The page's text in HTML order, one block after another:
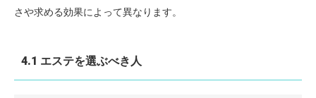
さや求める効果によって異なります。
4.1 エステを選ぶべき人